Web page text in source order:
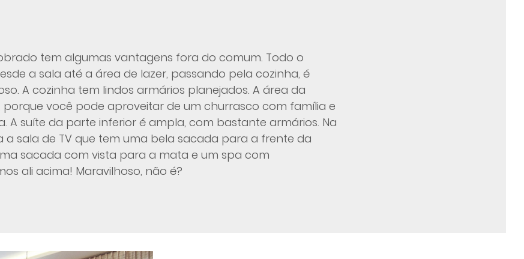
tem algumas vantagens fora do comum. Todo o
a sala até a área de lazer, passando pela cozinha, é
A cozinha tem lindos armários planejados. A área da
você pode aproveitar de um churrasco com família e
A suíte da parte inferior é ampla, com bastante armários. Na
a sala de TV que tem uma bela sacada para a frente da
sacada com vista para a mata e um spa com
ali acima! Maravilhoso, não é?